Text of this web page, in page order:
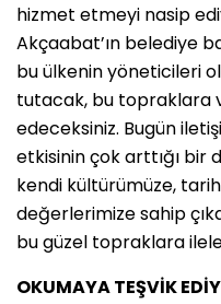
hizmet etmeyi nasip
Akçaabat’ın belediye
bu ülkenin yöneticileri
tutacak, bu topraklara
edeceksiniz. Bugün
etkisinin çok arttığı bir
kendi kültürümüze,
değerlerimize sahip
bu güzel topraklara
OKUMAYA TEŞVİK